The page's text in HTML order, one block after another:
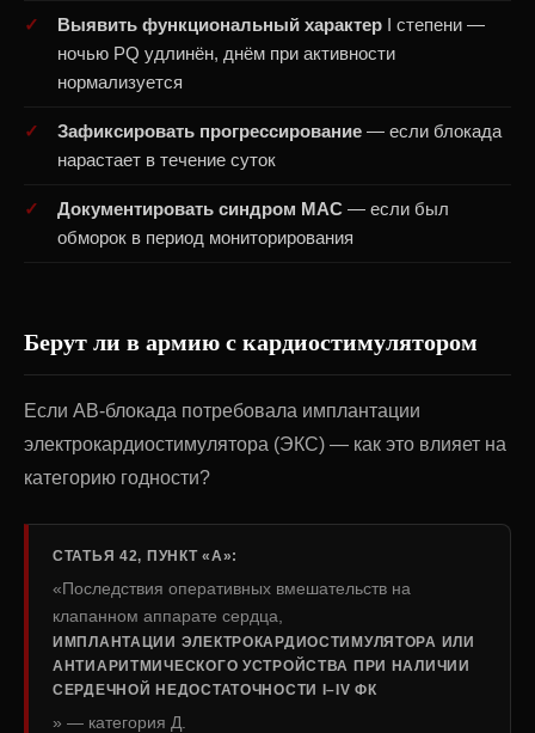
Выявить функциональный характер I степени —
ночью PQ удлинён, днём при активности
нормализуется
Зафиксировать прогрессирование — если блокада
нарастает в течение суток
Документировать синдром МАС — если был
обморок в период мониторирования
Берут ли в армию с кардиостимулятором
Если АВ-блокада потребовала имплантации
электрокардиостимулятора (ЭКС) — как это влияет на
категорию годности?
СТАТЬЯ 42, ПУНКТ «А»:
«Последствия оперативных вмешательств на
клапанном аппарате сердца,
ИМПЛАНТАЦИИ ЭЛЕКТРОКАРДИОСТИМУЛЯТОРА ИЛИ
АНТИАРИТМИЧЕСКОГО УСТРОЙСТВА ПРИ НАЛИЧИИ
СЕРДЕЧНОЙ НЕДОСТАТОЧНОСТИ I–IV ФК
» — категория Д.